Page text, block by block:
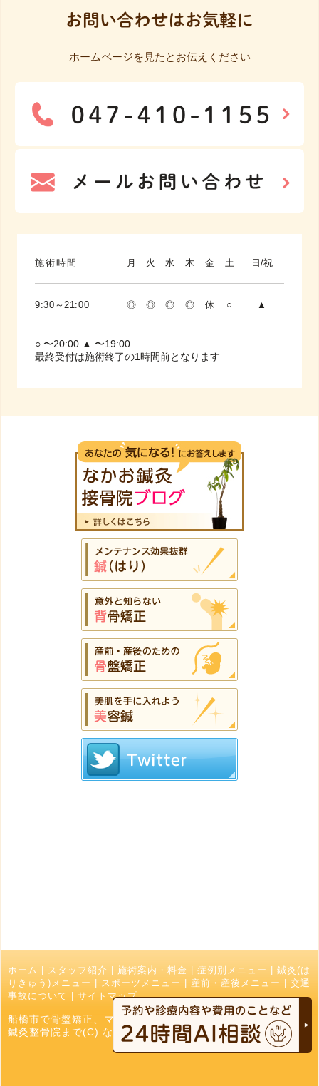
お問い合わせはお気軽に
ホームページを見たとお伝えください
施術時間 月 火 水 木 金 土 日/祝
9:30～21:00 ◎ ◎ ◎ ◎ 休 ○ ▲
○ 〜20:00 ▲ 〜19:00
最終受付は施術終了の1時間前となります
ホーム スタッフ紹介 施術案内・料金 症例別メニュー
鍼灸(は
りきゅう)メニュー
スポーツメニュー 産前・産後メニュー
交通
事故について
サイトマップ
船橋市で骨盤矯正、マッサージ、接骨院でお探しの方はなかお
鍼灸整骨院まで(C) なかお鍼灸接骨院 All Right Reserved.